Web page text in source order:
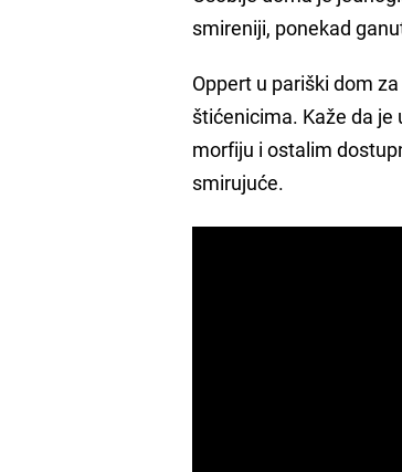
smireniji, ponekad
Oppert u pariški dom
štićenicima. Kaže da
morfiju i ostalim
smirujuće.